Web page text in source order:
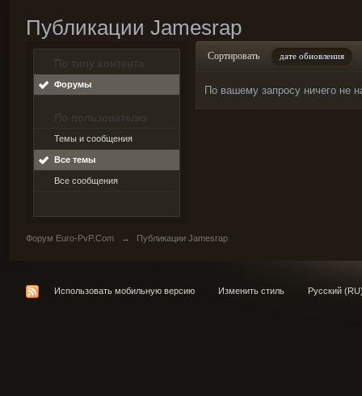
Публикации Jamesrap
По типу контента
Форумы
По пользователю
Темы и сообщения
Все темы
Все сообщения
Сортировать дате обновления
По вашему запросу ничего не
Форум Euro-PvP.Com → Публикации Jamesrap
Использовать мобильную версию Изменить стиль Русский